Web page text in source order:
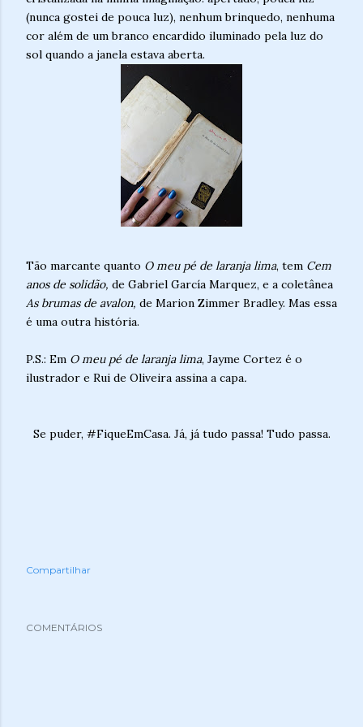
(nunca gostei de pouca luz), nenhum brinquedo, nenhuma
cor além de um branco encardido iluminado pela luz do
sol quando a janela estava aberta.
Tão marcante quanto O meu pé de laranja lima, tem Cem
anos de solidão, de Gabriel García Marquez, e a coletânea
As brumas de avalon, de Marion Zimmer Bradley. Mas essa
é uma outra história.
P.S.: Em O meu pé de laranja lima, Jayme Cortez é o
ilustrador e Rui de Oliveira assina a capa.
Se puder, #FiqueEmCasa. Já, já tudo passa! Tudo passa.
Compartilhar
COMENTÁRIOS